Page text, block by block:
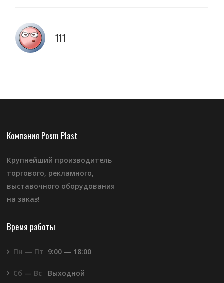
111
Компания Posm Plast
Крупнейший производитель
торгового, рекламного,
выставочного оборудования
на заказ!
Время работы
Пн — Пт 9:00 — 18:00
Сб — Вс Выходной